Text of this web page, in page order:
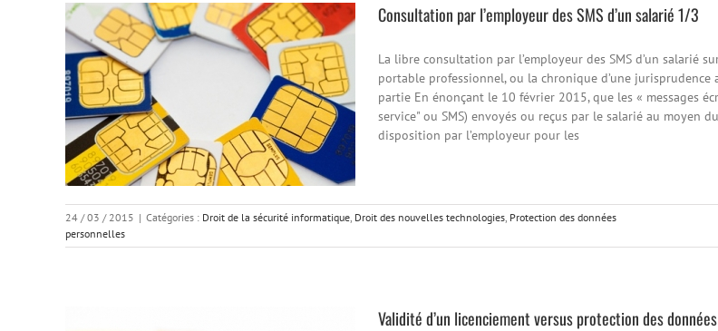
Consultation par l’employeur des SMS d’un salarié 1/3
La libre consultation par l’employeur des SMS d’un salarié
portable professionnel, ou la chronique d’une jurisprudence
partie En énonçant le 10 février 2015, que les « messages
service" ou SMS) envoyés ou reçus par le salarié au moyen
disposition par l’employeur pour les
24 / 03 / 2015 | Catégories : Droit de la sécurité informatique, Droit des nouvelles technologies, Protection des données
personnelles
Validité d’un licenciement versus protection des